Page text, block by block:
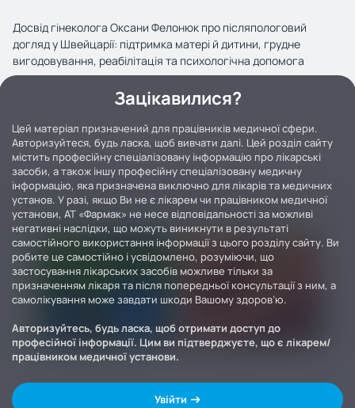
Досвід гінеколога Оксани Фелонюк про післяпологовий
догляд у Швейцарії: підтримка матері й дитини, грудне
вигодовування, реабілітація та психологічна допомога
Зацікавилися?
Цей матеріал призначений для працівників медичної сфери.
Авторизуйтеся, будь ласка, щоб вивчати далі. Цей розділ сайту
містить професійну спеціалізовану інформацію про лікарські
засоби, а також іншу професійну спеціалізовану медичну
інформацію, яка призначена виключно для лікарів та медичних
установ. У разі, якщо Ви не є лікарем чи працівником медичної
установи, АТ «Фармак» не несе відповідальності за можливі
негативні наслідки, що можуть виникнути в результаті
самостійного використання інформації з цього розділу сайту. Ви
робите це самостійно і усвідомлено, розуміючи, що
застосування лікарських засобів можливе тільки за
призначенням лікаря та після попередньої консультації з ним, а
самолікування може завдати шкоди Вашому здоров’ю.
Авторизуйтесь, будь ласка, щоб отримати доступ до
професійної інформації. Цим ви підтверджуєте, що є лікарем/
працівником медичної установи.
Увійти